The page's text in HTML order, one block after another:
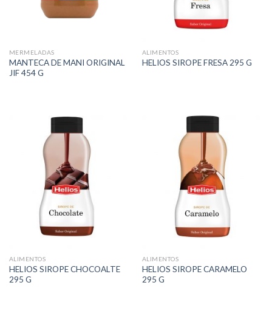
MERMELADAS
MANTECA DE MANI ORIGINAL
JIF 454 G
ALIMENTOS
HELIOS SIROPE FRESA 295 G
ALIMENTOS
HELIOS SIROPE CHOCOALTE
295 G
ALIMENTOS
HELIOS SIROPE CARAMELO
295 G